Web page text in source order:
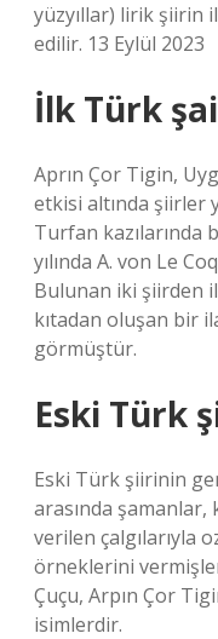
yüzyıllar) lirik şiirin
edilir. 13 Eylül 2023
İlk Türk
Aprın Çor Tigin,
etkisi altında şiirler
Turfan kazılarında
yılında A. von Le
Bulunan iki şiirden
kıtadan oluşan bir
görmüştür.
Eski Türk
Eski Türk şiirinin
arasında şamanlar,
verilen çalgılarıyla
örneklerini
Çuçu, Arpın Çor
isimlerdir.